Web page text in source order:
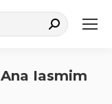
Ana Iasmim